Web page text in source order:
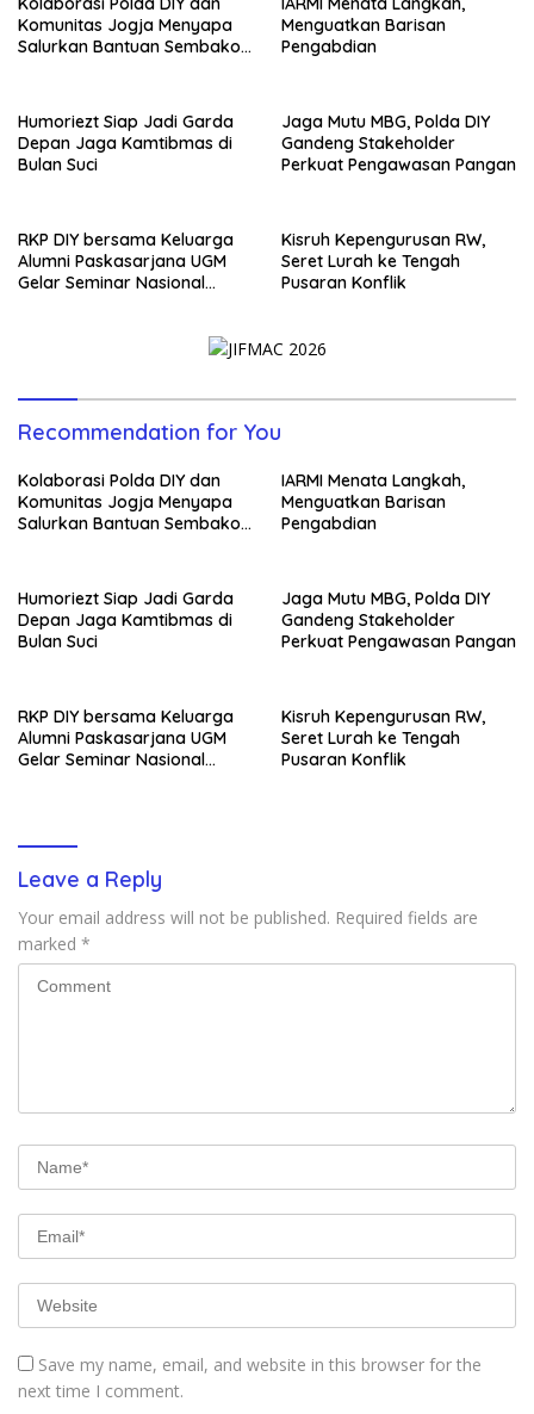
Komunitas Jogja Menyapa
Salurkan Bantuan Sembako,
Menguatkan Barisan
Pengabdian
Humoriezt Siap Jadi Garda
Depan Jaga Kamtibmas di
Bulan Suci
Jaga Mutu MBG, Polda DIY
Gandeng Stakeholder
Perkuat Pengawasan Pangan
RKP DIY bersama Keluarga
Alumni Paskasarjana UGM
Gelar Seminar Nasional
Kisruh Kepengurusan RW,
Seret Lurah ke Tengah
Pusaran Konflik
Recommendation for You
Kolaborasi Polda DIY dan
Komunitas Jogja Menyapa
Salurkan Bantuan Sembako,
IARMI Menata Langkah,
Menguatkan Barisan
Pengabdian
Humoriezt Siap Jadi Garda
Depan Jaga Kamtibmas di
Bulan Suci
Jaga Mutu MBG, Polda DIY
Gandeng Stakeholder
Perkuat Pengawasan Pangan
RKP DIY bersama Keluarga
Alumni Paskasarjana UGM
Gelar Seminar Nasional
Kisruh Kepengurusan RW,
Seret Lurah ke Tengah
Pusaran Konflik
Leave a Reply
Your email address will not be published. Required fields are
marked *
Save my name, email, and website in this browser for the
next time I comment.